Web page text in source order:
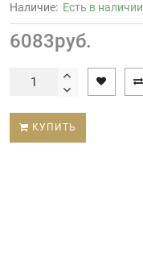
Наличие: Есть в наличии
6083руб.
КУПИТЬ